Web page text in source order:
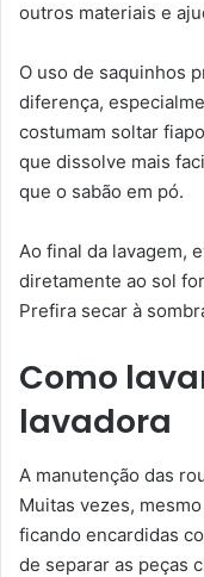
outros materiais e
O uso de saquinhos
diferença,
costumam soltar
que dissolve mais
que o sabão em pó.
Ao final da lavagem,
diretamente ao sol
Prefira secar à
Como
lavadora
A manutenção das
Muitas vezes,
ficando encardidas
de separar as peças